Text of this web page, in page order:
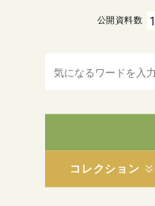
コレクション
公開資料数 1